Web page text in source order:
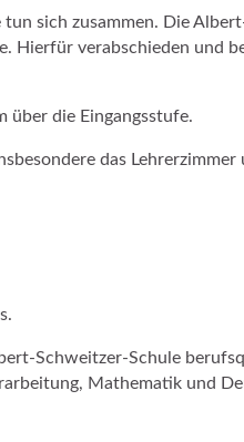
sich zusammen. Die
Hierfür verabschieden und
über die Eingangsstufe.
das Lehrerzimmer
Schweitzer-Schule
Mathematik und